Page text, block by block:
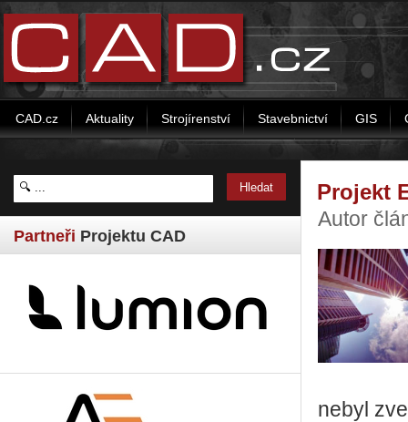
CAD.cz Aktuality Strojírenství Stavebnictví GIS
Partneři Projektu CAD
Projekt
Autor
nebyl